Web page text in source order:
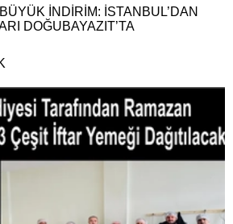
İNDİRİM: İSTANBUL’DAN
DOĞUBAYAZIT’TA